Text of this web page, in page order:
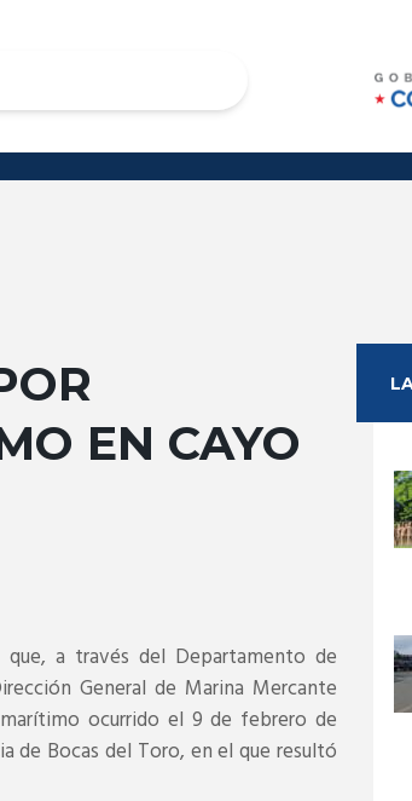
EN CAYO
a través del Departamento de
General de Marina Mercante
ocurrido el 9 de febrero de
de Bocas del Toro, en el que resultó